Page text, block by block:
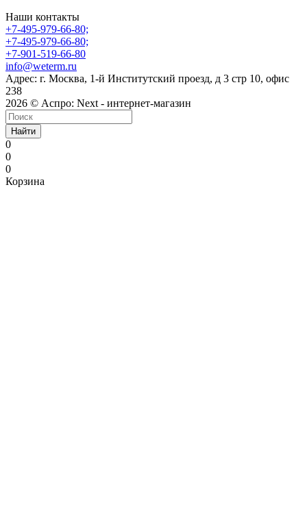
Наши контакты
+7-495-979-66-80;
+7-495-979-66-80;
+7-901-519-66-80
info@weterm.ru
Адрес: г. Москва, 1-й Институтский проезд, д 3 стр 10, офис
238
2026 © Аспро: Next - интернет-магазин
Найти
0
0
0
Корзина